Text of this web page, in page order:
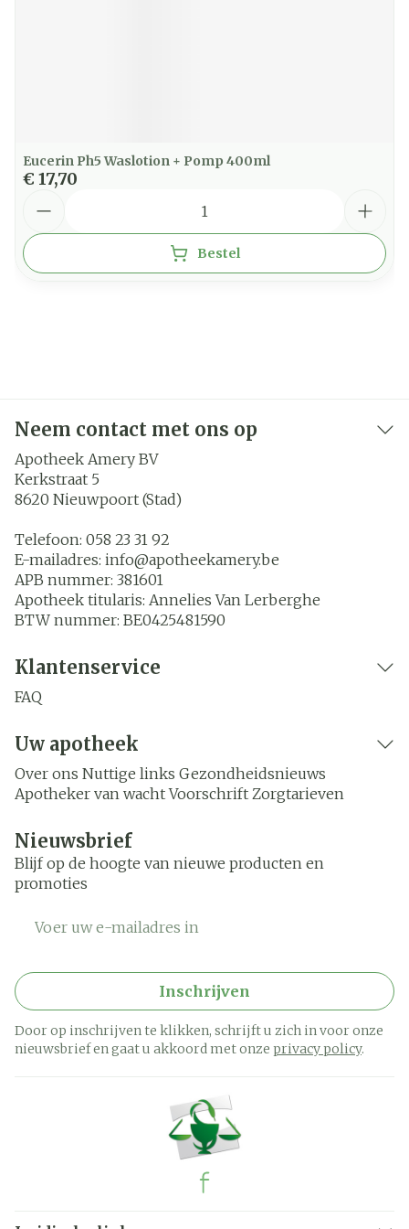
Eucerin Ph5 Waslotion + Pomp 400ml
€ 17,70
Bestel
Neem contact met ons op
Apotheek Amery BV
Kerkstraat 5
8620 Nieuwpoort (Stad)
Telefoon: 058 23 31 92
E-mailadres: info@apotheekamery.be
APB nummer: 381601
Apotheek titularis: Annelies Van Lerberghe
BTW nummer: BE0425481590
Klantenservice
FAQ
Uw apotheek
Over ons Nuttige links Gezondheidsnieuws
Apotheker van wacht Voorschrift Zorgtarieven
Nieuwsbrief
Blijf op de hoogte van nieuwe producten en
promoties
Inschrijven
Door op inschrijven te klikken, schrijft u zich in voor onze
nieuwsbrief en gaat u akkoord met onze privacy policy.